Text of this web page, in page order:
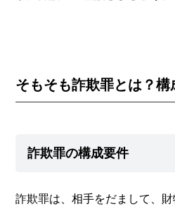
そもそも詐欺罪とは？構
詐欺罪の構成要件
詐欺罪は、相手をだまして、財